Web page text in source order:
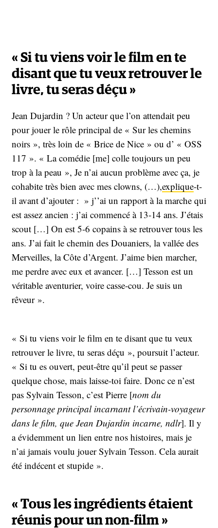
« Si tu viens voir le film en te
disant que tu veux retrouver le
livre, tu seras déçu »
Jean Dujardin ? Un acteur que l’on attendait peu
pour jouer le rôle principal de « Sur les chemins
noirs », très loin de « Brice de Nice » ou d’ « OSS
117 ». « La comédie [me] colle toujours un peu
trop à la peau », Je n’ai aucun problème avec ça, je
cohabite très bien avec mes clowns, (…),explique-t-
il avant d’ajouter : » j’’ai un rapport à la marche qui
est assez ancien : j’ai commencé à 13-14 ans. J’étais
scout […] On est 5-6 copains à se retrouver tous les
ans. J’ai fait le chemin des Douaniers, la vallée des
Merveilles, la Côte d’Argent. J’aime bien marcher,
me perdre avec eux et avancer. […] Tesson est un
véritable aventurier, voire casse-cou. Je suis un
rêveur ».
« Si tu viens voir le film en te disant que tu veux
retrouver le livre, tu seras déçu », poursuit l’acteur.
« Si tu es ouvert, peut-être qu’il peut se passer
quelque chose, mais laisse-toi faire. Donc ce n’est
pas Sylvain Tesson, c’est Pierre [nom du
personnage principal incarnant l’écrivain-voyageur
dans le film, que Jean Dujardin incarne, ndlr]. Il y
a évidemment un lien entre nos histoires, mais je
n’ai jamais voulu jouer Sylvain Tesson. Cela aurait
été indécent et stupide ».
« Tous les ingrédients étaient
réunis pour un non-film »